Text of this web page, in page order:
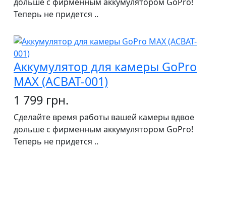
Теперь не придется ..
Аккумулятор для камеры GoPro
MAX (ACBAT-001)
1 799 грн.
Сделайте время работы вашей камеры вдвое
дольше с фирменным аккумулятором GoPro!
Теперь не придется ..